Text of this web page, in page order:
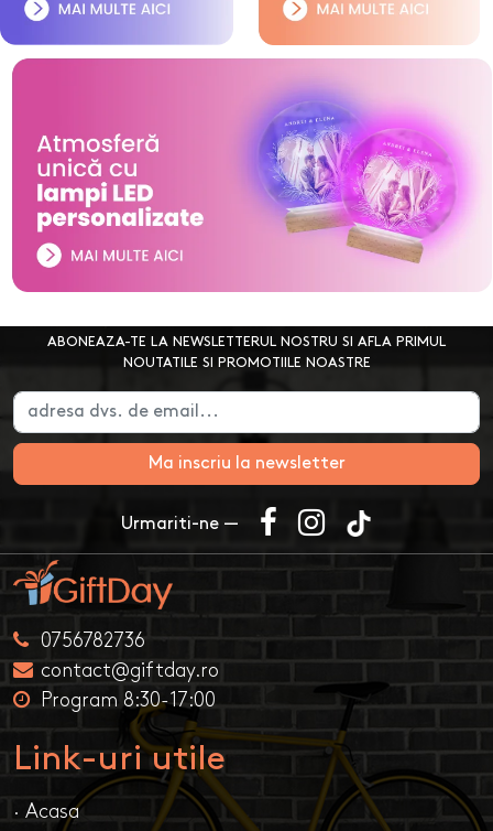
ABONEAZA-TE LA NEWSLETTERUL NOSTRU SI AFLA PRIMUL
NOUTATILE SI PROMOTIILE NOASTRE
Ma inscriu la newsletter
Urmariti-ne —
0756782736
contact@giftday.ro
Program 8:30-17:00
Link-uri utile
· Acasa